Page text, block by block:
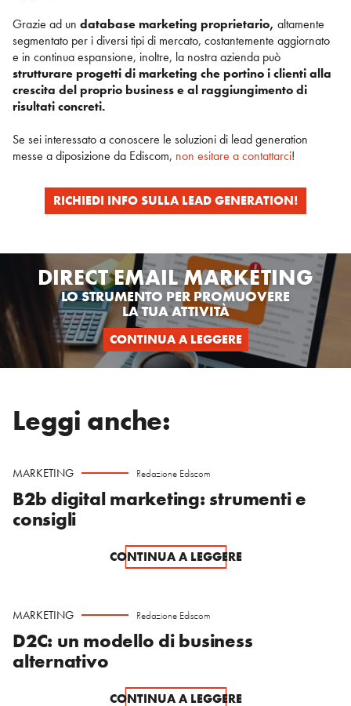
Grazie ad un database marketing proprietario, altamente
segmentato per i diversi tipi di mercato, costantemente aggiornato
e in continua espansione, inoltre, la nostra azienda può
strutturare progetti di marketing che portino i clienti alla
crescita del proprio business e al raggiungimento di
risultati concreti.
Se sei interessato a conoscere le soluzioni di lead generation
messe a diposizione da Ediscom, non esitare a contattarci!
RICHIEDI INFO SULLA LEAD GENERATION!
DIRECT EMAIL MARKETING
LO STRUMENTO PER PROMUOVERE
LA TUA ATTIVITÀ
CONTINUA A LEGGERE
Leggi anche:
MARKETING Redazione Ediscom
B2b digital marketing: strumenti e
consigli
CONTINUA A LEGGERE
MARKETING Redazione Ediscom
D2C: un modello di business
alternativo
CONTINUA A LEGGERE